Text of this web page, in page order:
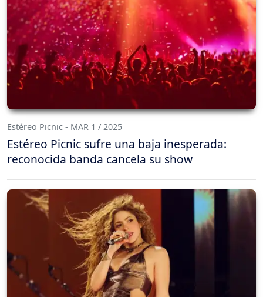
Estéreo Picnic - MAR 1 / 2025
Estéreo Picnic sufre una baja inesperada:
reconocida banda cancela su show